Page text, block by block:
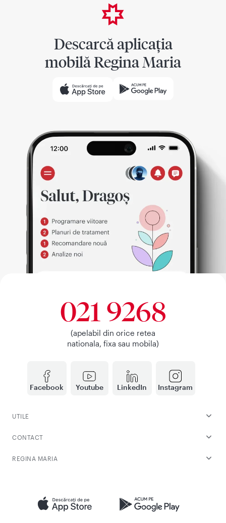
Descarcă aplicația
mobilă Regina Maria
Facebook Youtube LinkedIn Instagram
021 9268
(apelabil din orice retea
nationala, fixa sau mobila)
UTILE
CONTACT
REGINA MARIA